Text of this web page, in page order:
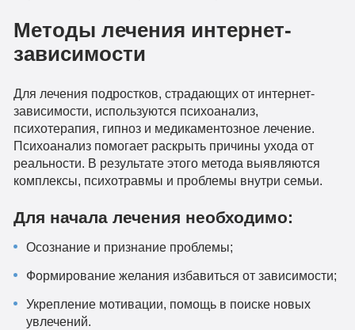
Методы лечения интернет-
зависимости
Для лечения подростков, страдающих от интернет-
зависимости, используются психоанализ,
психотерапия, гипноз и медикаментозное лечение.
Психоанализ помогает раскрыть причины ухода от
реальности. В результате этого метода выявляются
комплексы, психотравмы и проблемы внутри семьи.
Для начала лечения необходимо:
Осознание и признание проблемы;
Формирование желания избавиться от зависимости;
Укрепление мотивации, помощь в поиске новых
увлечений.